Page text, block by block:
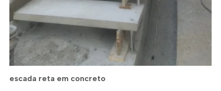
escada reta em concreto